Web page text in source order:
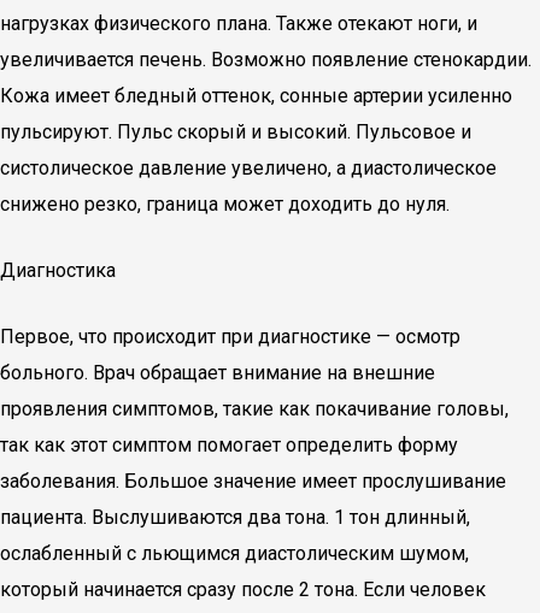
нагрузках физического плана. Также отекают ноги, и
увеличивается печень. Возможно появление стенокардии.
Кожа имеет бледный оттенок, сонные артерии усиленно
пульсируют. Пульс скорый и высокий. Пульсовое и
систолическое давление увеличено, а диастолическое
снижено резко, граница может доходить до нуля.
Диагностика
Первое, что происходит при диагностике — осмотр
больного. Врач обращает внимание на внешние
проявления симптомов, такие как покачивание головы,
так как этот симптом помогает определить форму
заболевания. Большое значение имеет прослушивание
пациента. Выслушиваются два тона. 1 тон длинный,
ослабленный с льющимся диастолическим шумом,
который начинается сразу после 2 тона. Если человек